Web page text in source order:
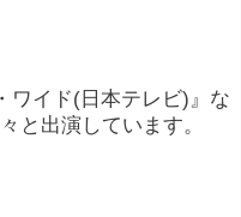
ワイド(日本テレビ)』な
と出演しています。